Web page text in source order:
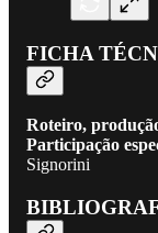
FICHA
Roteiro,
Participação
Signorini